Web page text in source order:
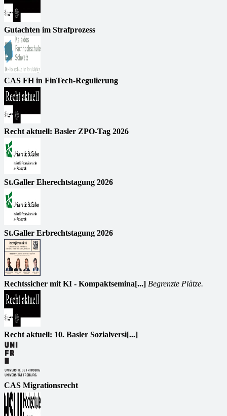
Gutachten im Strafprozess
CAS FH in FinTech-Regulierung
Recht aktuell: Basler ZPO-Tag 2026
St.Galler Eherechtstagung 2026
St.Galler Erbrechtstagung 2026
Rechtssicher mit KI - Kompaktsemina[...] Begrenzte Plätze.
Recht aktuell: 10. Basler Sozialversi[...]
CAS Migrationsrecht